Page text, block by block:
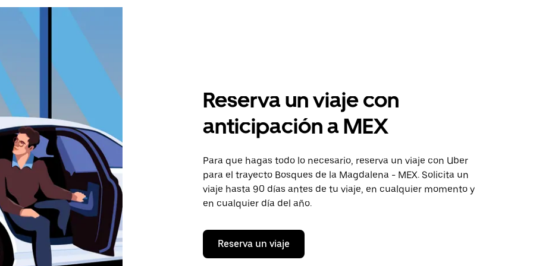
Reserva un viaje con
anticipación a MEX
Para que hagas todo lo necesario, reserva un viaje con Uber
para el trayecto Bosques de la Magdalena - MEX. Solicita un
viaje hasta 90 días antes de tu viaje, en cualquier momento y
en cualquier día del año.
Reserva un viaje